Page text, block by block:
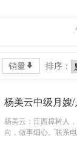
销量* 排序：
杨美云中级月嫂
杨美云：江西樟树人
向，做事细心。联系